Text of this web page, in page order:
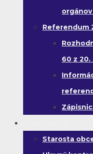
Referendum
60 z
Starosta